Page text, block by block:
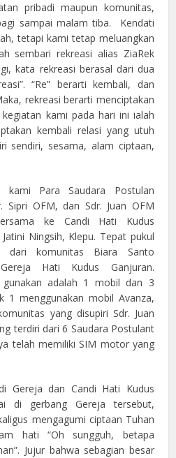
pribadi maupun komunitas,
sampai malam tiba. Kendati
tetapi kami tetap meluangkan
sembari rekreasi alias ZiaRek
kata rekreasi berasal dari dua
“Re” berarti kembali, dan
rekreasi berarti menciptakan
kami pada hari ini ialah
kembali relasi yang utuh
sendiri, sesama, alam ciptaan,
Para Saudara Postulan
Sipri OFM, dan Sdr. Juan OFM
ke Candi Hati Kudus
Ningsih, Klepu. Tepat pukul
dari komunitas Biara Santo
Hati Kudus Ganjuran.
adalah 1 mobil dan 3
1 menggunakan mobil Avanza,
yang disupiri Sdr. Juan
terdiri dari 6 Saudara Postulant
telah memiliki SIM motor yang
Gereja dan Candi Hati Kudus
di gerbang Gereja tersebut,
mengagumi ciptaan Tuhan
hati “Oh sungguh, betapa
Jujur bahwa sebagian besar